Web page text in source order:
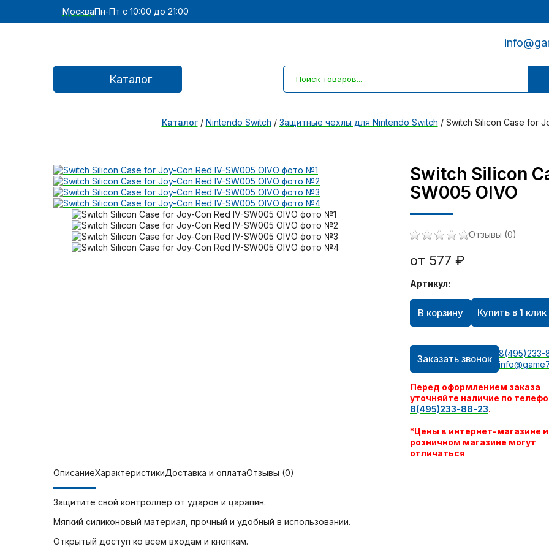
МоскваПн-Пт с 10:00 до 21:00
Каталог
Каталог/ Nintendo Switch / Защитные чехлы для Nintendo Switch / Switch Silicon Case for
Switch Silicon
SW005 OIVO
Отзывы (0)
от 577 ₽
Артикул:
В корзину Купить в 1 клик
Заказать звонок
8(495)233-
Перед оформлением заказа
уточняйте наличие по
8(495)233-88-23.
*Цены в интернет-магазине и
розничном магазине могут
отличаться
ОписаниеХарактеристикиДоставка и оплатаОтзывы (0)
Защитите свой контроллер от ударов и царапин.
Мягкий силиконовый материал, прочный и удобный в использовании.
Открытый доступ ко всем входам и кнопкам.